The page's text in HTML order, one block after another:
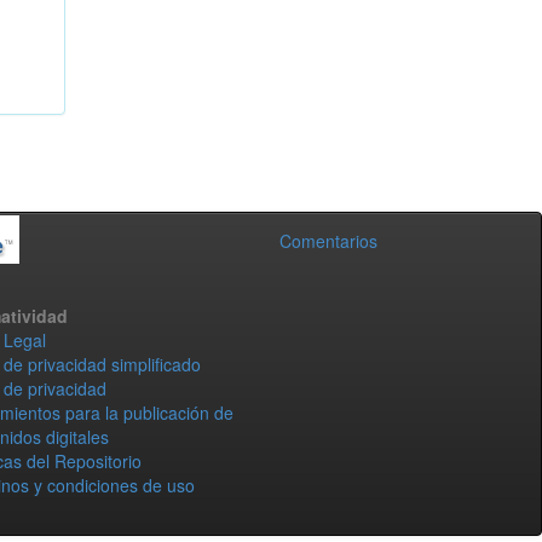
Comentarios
privacidad simplificado
privacidad
para la publicación de
digitales
del Repositorio
y condiciones de uso